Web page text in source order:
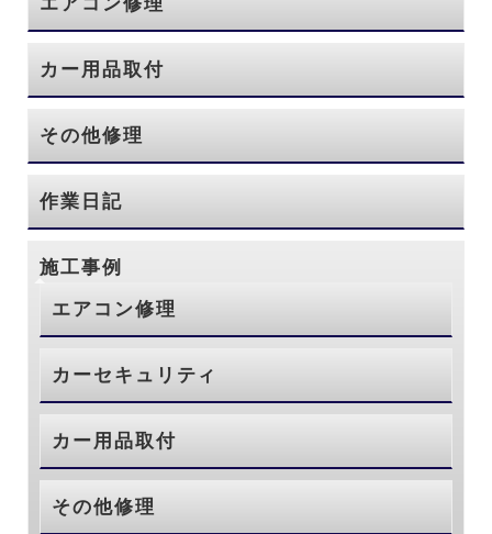
カー用品取付
その他修理
作業日記
施工事例
エアコン修理
カーセキュリティ
カー用品取付
その他修理